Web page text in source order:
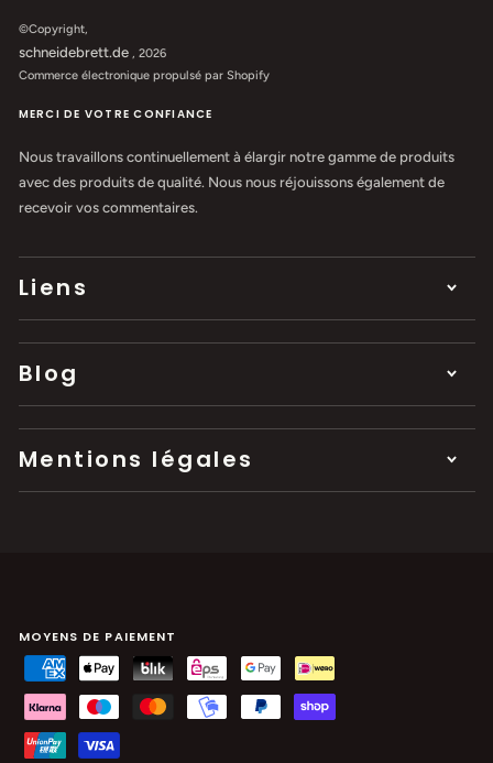
©Copyright,
schneidebrett.de, 2026
Commerce électronique propulsé par Shopify
MERCI DE VOTRE CONFIANCE
Nous travaillons continuellement à élargir notre gamme de produits
avec des produits de qualité. Nous nous réjouissons également de
recevoir vos commentaires.
Liens
Blog
Mentions légales
MOYENS DE PAIEMENT